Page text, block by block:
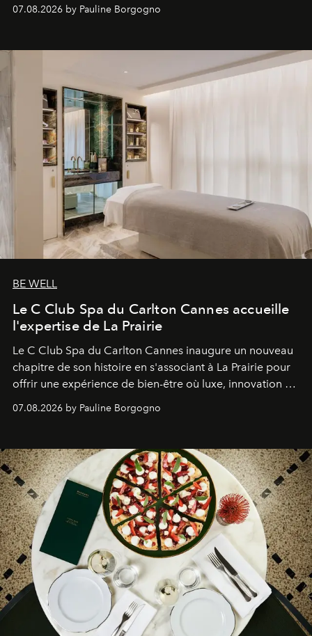
générationnel.
07.08.2026 by Pauline Borgogno
BE WELL
Le C Club Spa du Carlton Cannes accueille
l'expertise de La Prairie
Le C Club Spa du Carlton Cannes inaugure un nouveau
chapitre de son histoire en s'associant à La Prairie pour
offrir une expérience de bien-être où luxe, innovation et
07.08.2026 by Pauline Borgogno